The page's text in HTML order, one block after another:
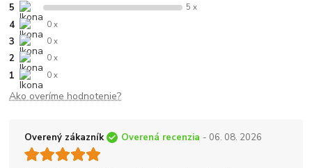
5 5 x
4 0 x
3 0 x
2 0 x
1 0 x
Ako overíme hodnotenie?
Overený zákazník Overená recenzia - 06. 08. 2026